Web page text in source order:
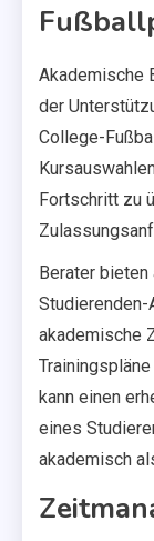
Akademische
der
College-
Fortschritt zu
Berater
akademische
kann einen
eines
akademisch